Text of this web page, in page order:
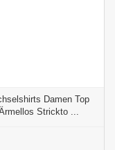
Damen Top
Strickto ...